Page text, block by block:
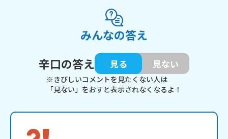
みんなの答え
辛口の答え
見る 見ない
※きびしいコメントを見たくない人は
「見ない」をおすと表示されなくなるよ！